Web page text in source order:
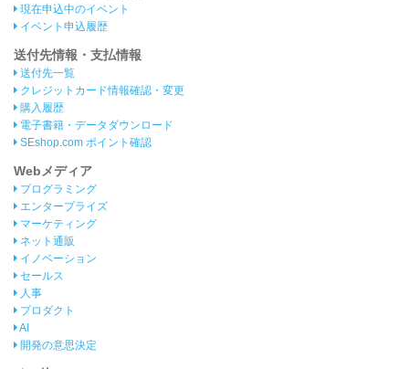
現在申込中のイベント
イベント申込履歴
送付先情報・支払情報
送付先一覧
クレジットカード情報確認・変更
購入履歴
電子書籍・データダウンロード
SEshop.com ポイント確認
Webメディア
プログラミング
エンタープライズ
マーケティング
ネット通販
イノベーション
セールス
人事
プロダクト
AI
開発の意思決定